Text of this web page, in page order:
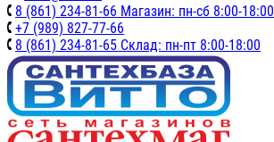
8 (861) 234-81-66 Магазин: пн-сб 8:00-18:00
+7 (989) 827-77-66
8 (861) 234-81-65 Склад: пн-пт 8:00-18:00